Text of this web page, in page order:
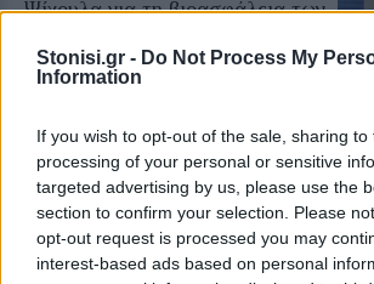
Stonisi.gr - Do Not Process My
Information
If you wish to opt-out of the sale, sharing
processing of your personal or sensitive
targeted advertising by us, please use the
section to confirm your selection. Please
opt-out request is processed you may
interest-based ads based on personal
Ψίχουλα για τη βιοασφάλεια των
Μόνο στη Λέσβο έχουν δαπανηθεί
6.000.000 ευρώ μέσα σε
ανακοινώνει επιπλέον 12,5 εκατ.
ευρώ για ολόκληρη τη χώρα
ΑΓΟΡΑ
Η Μυτιλήνη κινείται στους
ρυθμούς της Λευκής Νύχτας